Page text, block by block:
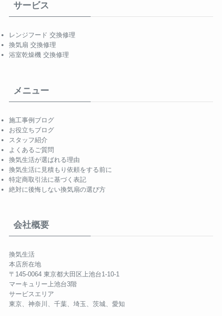
サービス
レンジフード 交換修理
換気扇 交換修理
浴室乾燥機 交換修理
メニュー
施工事例ブログ
お役立ちブログ
スタッフ紹介
よくあるご質問
換気生活が選ばれる理由
換気生活に見積もり依頼をする前に
特定商取引法に基づく表記
絶対に後悔しない換気扇の選び方
会社概要
換気生活
本店所在地
〒145-0064 東京都大田区上池台1-10-1
マーキュリー上池台3階
サービスエリア
東京、神奈川、千葉、埼玉、茨城、愛知